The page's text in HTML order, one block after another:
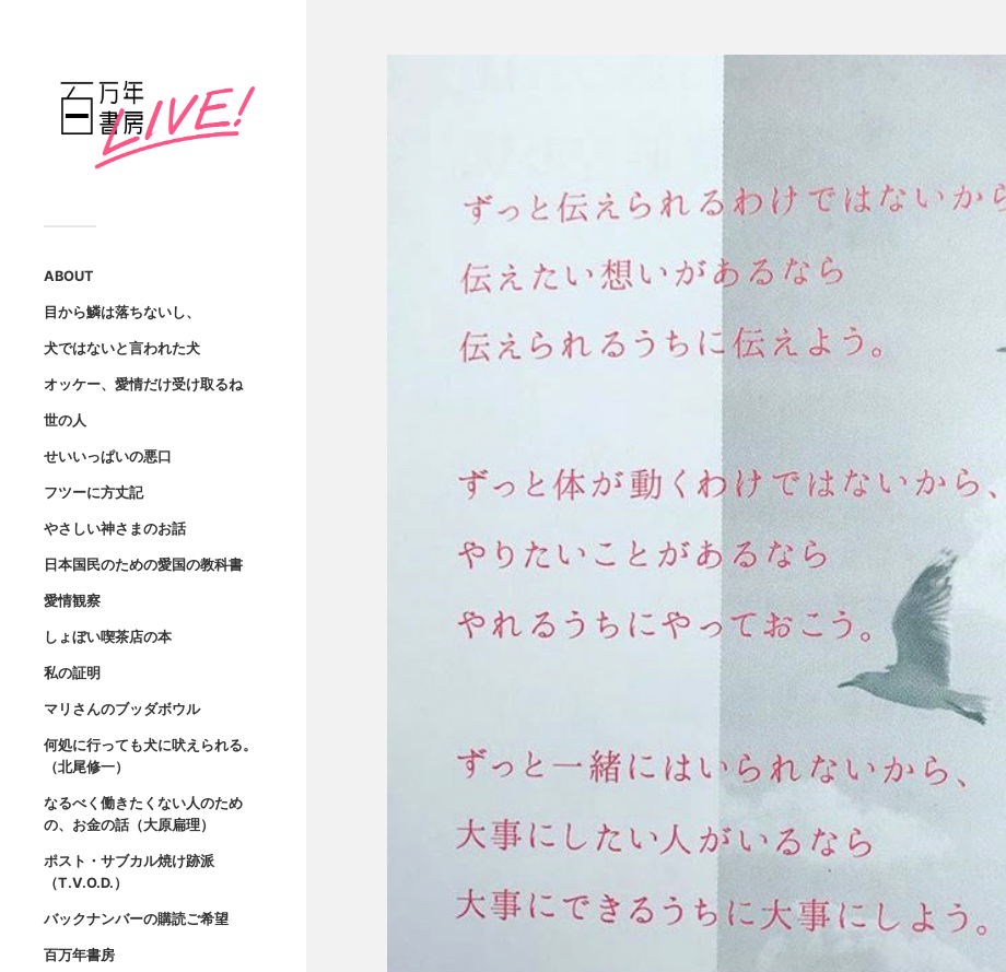
ABOUT
目から鱗は落ちないし、
犬ではないと言われた犬
オッケー、愛情だけ受け取るね
世の人
せいいっぱいの悪口
フツーに方丈記
やさしい神さまのお話
日本国民のための愛国の教科書
愛情観察
しょぼい喫茶店の本
私の証明
マリさんのブッダボウル
何処に行っても犬に吠えられる。
（北尾修一）
なるべく働きたくない人のため
の、お金の話（大原扁理）
ポスト・サブカル焼け跡派
（T.V.O.D.）
バックナンバーの購読ご希望
百万年書房